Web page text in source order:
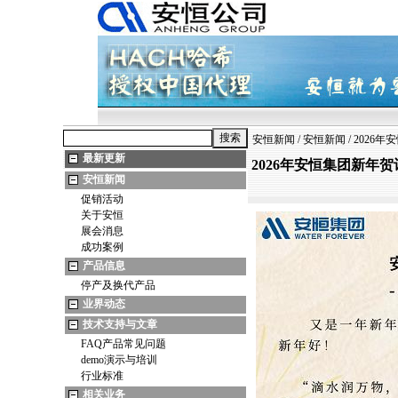
最新更新
安恒新闻
促销活动
关于安恒
展会消息
成功案例
产品信息
停产及换代产品
业界动态
技术支持与文章
FAQ产品常见问题
demo演示与培训
行业标准
相关业务
安恒新闻 /安恒新闻 / 2026年
2026年安恒集团新年